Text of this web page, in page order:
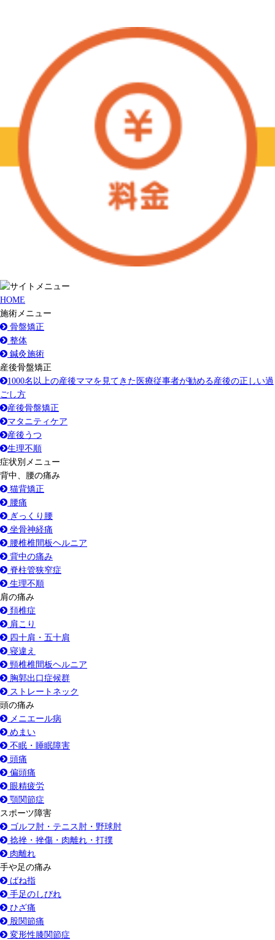
HOME
施術メニュー
骨盤矯正
整体
鍼灸施術
産後骨盤矯正
1000名以上の産後ママを見てきた医療従事者が勧める産後の正しい過
ごし方
産後骨盤矯正
マタニティケア
産後うつ
生理不順
症状別メニュー
背中、腰の痛み
猫背矯正
腰痛
ぎっくり腰
坐骨神経痛
腰椎椎間板ヘルニア
背中の痛み
脊柱管狭窄症
生理不順
肩の痛み
頚椎症
肩こり
四十肩・五十肩
寝違え
頸椎椎間板ヘルニア
胸郭出口症候群
ストレートネック
頭の痛み
メニエール病
めまい
不眠・睡眠障害
頭痛
偏頭痛
眼精疲労
顎関節症
スポーツ障害
ゴルフ肘・テニス肘・野球肘
捻挫・挫傷・肉離れ・打撲
肉離れ
手や足の痛み
ばね指
手足のしびれ
ひざ痛
股関節痛
変形性膝関節症